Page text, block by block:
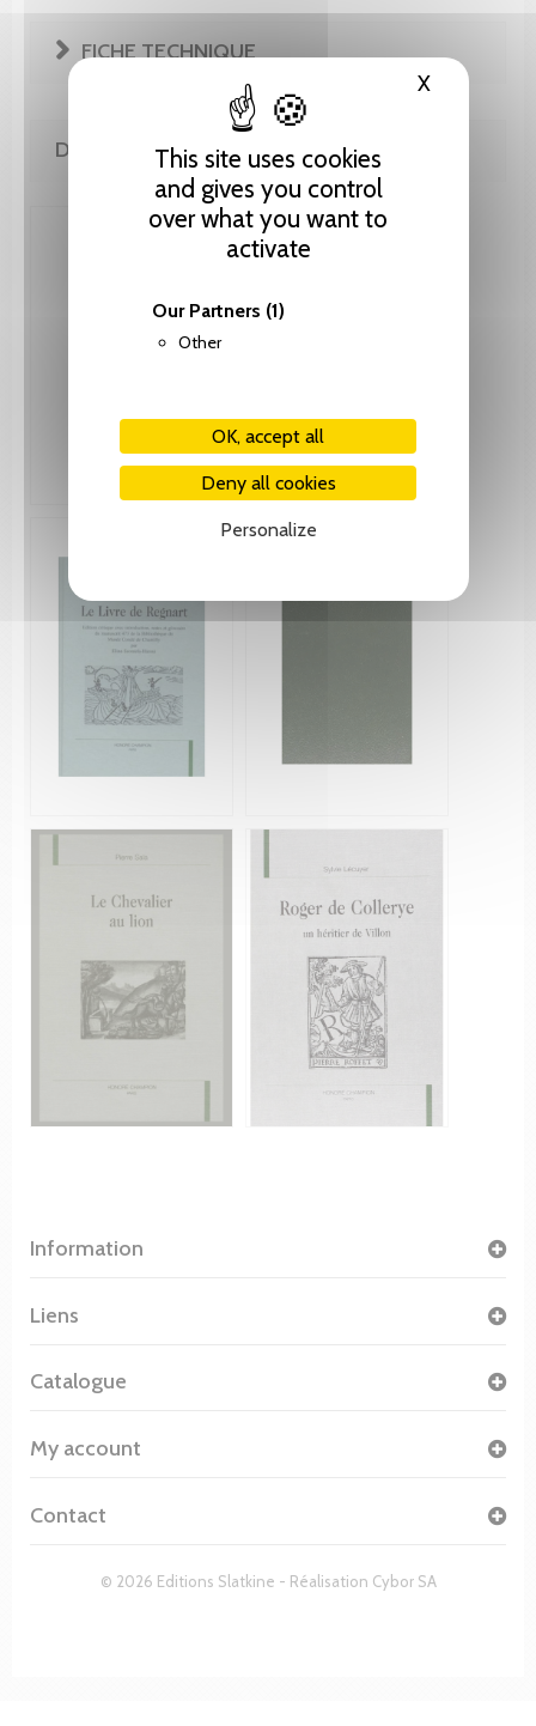
This site uses cookies
and gives you control
over what you want to
activate
Our Partners (1)
Other
OK, accept all
Deny all cookies
Personalize
XHide
FICHE TECHNIQUE
DE LA MÊME COLLECTION
Information
© 2026 Editions Slatkine - Réalisation Cybor SA
Liens
Catalogue
My account
Contact